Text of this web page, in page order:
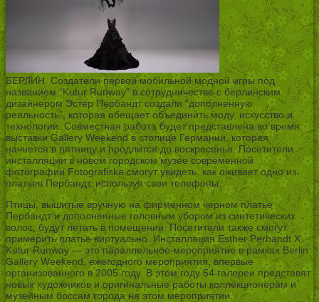
БЕРЛИН. Создатели первой мобильной модной игры под
названием “Kutur Runway” в сотрудничестве с берлинским
дизайнером Эстер Пербандт создали “дополненную
реальность”, которая обещает объединить моду, искусство и
технологии. Совместная работа будет представлена во время
выставки Gallery Weekend в столице Германии, которая
начнется в пятницу и продлится до воскресенья. Посетители
инсталляции в новом городском музее современной
фотографии Fotografiska смогут увидеть, как оживает одно из
платьев Пербандт, используя свои телефоны.
Птицы, вышитые вручную на фирменном черном платье
Пербандт и дополненные головным убором из синтетических
волос, будут летать в помещении. Посетители также смогут
примерить платье виртуально. Инсталляция Esther Perbandt X
Kutur Runway — это параллельное мероприятие в рамках Berlin
Gallery Weekend, ежегодного мероприятия, впервые
организованного в 2005 году. В этом году 54 галереи представят
новых художников и оригинальные работы коллекционерам и
музейным боссам города на этом мероприятии.